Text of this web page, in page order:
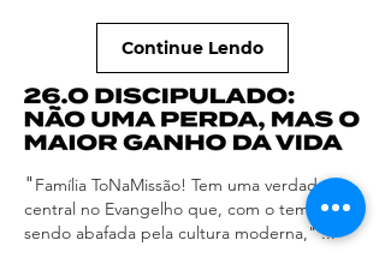
Continue Lendo
"Família ToNaMissão! Tem uma verdade
central no Evangelho que, com o tempo, foi
sendo abafada pela cultura moderna," ...